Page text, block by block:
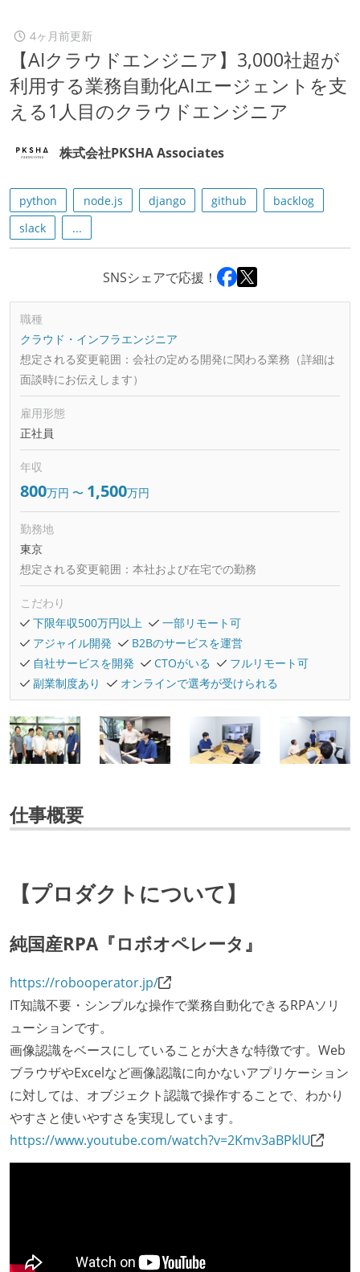
4ヶ月前更新
【AIクラウドエンジニア】3,000社超が
利用する業務自動化AIエージェントを支
える1人目のクラウドエンジニア
株式会社PKSHA Associates
python node.js django github
backlog
slack
...
SNSシェアで応援！
職種
クラウド・インフラエンジニア
想定される変更範囲： 会社の定める開発に関わる業務（詳細は
面談時にお伝えします）
雇用形態
正社員
年収
800万円 〜 1,500万円
勤務地
東京
想定される変更範囲： 本社および在宅での勤務
こだわり
下限年収500万円以上
一部リモート可
アジャイル開発
B2Bのサービスを運営
自社サービスを開発
CTOがいる
フルリモート可
副業制度あり
オンラインで選考が受けられる
仕事概要
【プロダクトについて】
純国産RPA『ロボオペレータ』
https://robooperator.jp/
IT知識不要・シンプルな操作で業務自動化できるRPAソリ
ューションです。
画像認識をベースにしていることが大きな特徴です。Web
ブラウザやExcelなど画像認識に向かないアプリケーション
に対しては、オブジェクト認識で操作することで、わかり
やすさと使いやすさを実現しています。
https://www.youtube.com/watch?v=2Kmv3aBPklU